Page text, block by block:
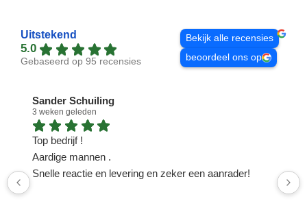
Uitstekend
5.0
Gebaseerd op 95 recensies
Bekijk alle recensies
beoordeel ons op
Sander Schuiling
3 weken geleden
Top bedrijf !
Aardige mannen .
Snelle reactie en levering en zeker een aanrader!